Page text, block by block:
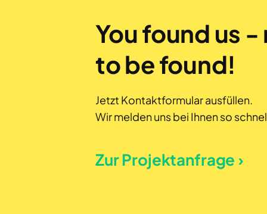
You found us
to be found!
Jetzt Kontaktformular ausfüllen.
Wir melden uns bei Ihnen so
Zur Projektanfrage ›